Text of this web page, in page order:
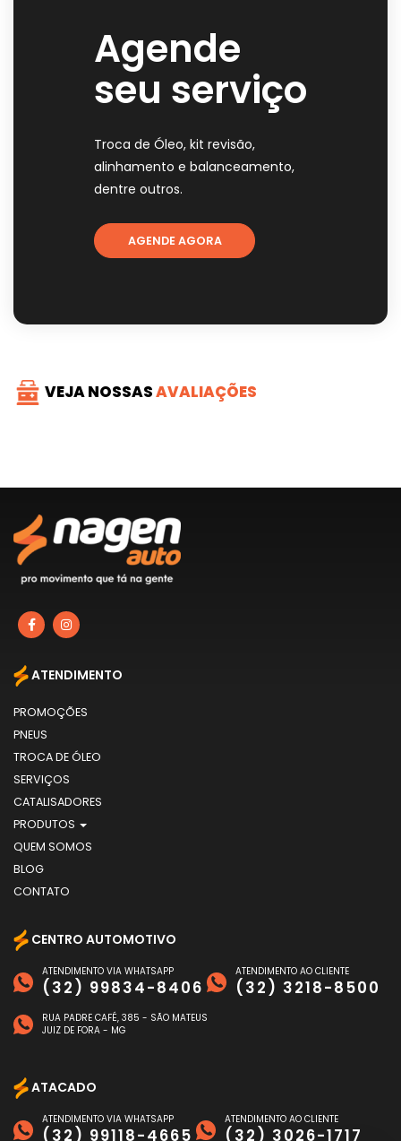
Agende
seu serviço
Troca de Óleo, kit revisão,
alinhamento e balanceamento,
dentre outros.
AGENDE AGORA
VEJA NOSSASAVALIAÇÕES
ATENDIMENTO
PROMOÇÕES
PNEUS
TROCA DE ÓLEO
SERVIÇOS
CATALISADORES
PRODUTOS
QUEM SOMOS
BLOG
CONTATO
CENTRO AUTOMOTIVO
ATENDIMENTO VIA WHATSAPP
(32) 99834-8406
ATENDIMENTO AO CLIENTE
(32) 3218-8500
RUA PADRE CAFÉ, 385 - SÃO MATEUS
JUIZ DE FORA - MG
ATACADO
ATENDIMENTO VIA WHATSAPP
(32) 99118-4665
ATENDIMENTO AO CLIENTE
(32) 3026-1717